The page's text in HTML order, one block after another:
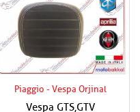
Piaggio - Vespa Orjinal
Vespa GTS,GTV